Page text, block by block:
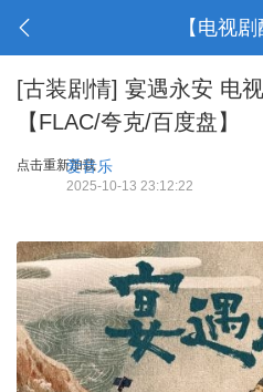
【电视剧
[古装剧情] 宴遇永安 电
【FLAC/夸克/百度盘】
点击重新加载
爱音乐
2025-10-13 23:12:22